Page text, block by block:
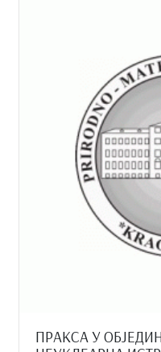
ПРАКСА У